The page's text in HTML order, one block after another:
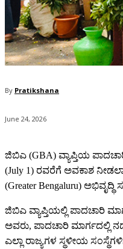
By Pratikshana
June 24, 2026
ಜಿಬಿಎ (GBA) ವ್ಯಾಪ್ತಿಯ
(July 1) ರವರೆಗೆ ಅವಕಾಶ
(Greater Bengaluru)
ಜಿಬಿಎ ವ್ಯಾಪ್ತಿಯಲ್ಲಿ ಪಾದಚಾರಿ
ಅವರು, ಪಾದಚಾರಿ ಮಾರ್ಗದಲ್ಲಿ
ಎಲ್ಲಾ ರಾಜ್ಯಗಳ ಸ್ಥಳೀಯ